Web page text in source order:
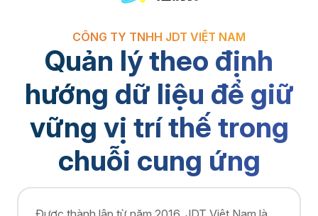
CÔNG TY TNHH JDT VIỆT NAM
Quản lý theo định
hướng dữ liệu để giữ
vững vị trí thế trong
chuỗi cung ứng
Được thành lập từ năm 2016, JDT Việt Nam là